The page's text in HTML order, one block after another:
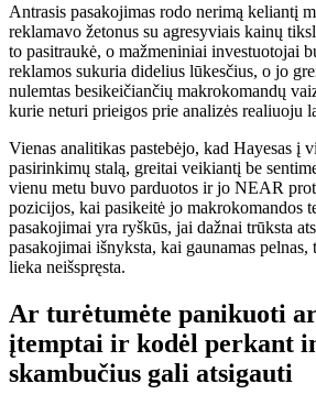
Antrasis pasakojimas rodo nerimą keliantį
reklamavo žetonus su agresyviais kainų
to pasitraukė, o mažmeniniai investuotojai
reklamos sukuria didelius lūkesčius, o jo
nulemtas besikeičiančių makrokomandų
kurie neturi prieigos prie analizės realiuoju
Vienas analitikas pastebėjo, kad Hayesas į
pasirinkimų stalą, greitai veikiantį be
vienu metu buvo parduotos ir jo NEAR
pozicijos, kai pasikeitė jo makrokomandos
pasakojimai yra ryškūs, jai dažnai trūksta
pasakojimai išnyksta, kai gaunamas pelnas,
lieka neišspręsta.
Ar turėtumėte panikuoti
įtemptai ir kodėl perkant
skambučius gali atsigauti